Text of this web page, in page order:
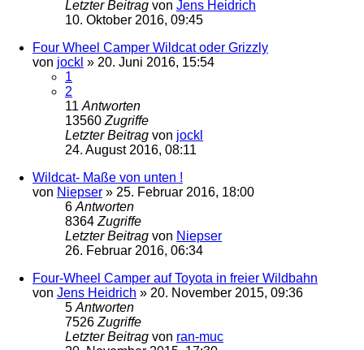
Letzter Beitrag von Jens Heidrich
10. Oktober 2016, 09:45
Four Wheel Camper Wildcat oder Grizzly
von jockl » 20. Juni 2016, 15:54
1
2
11 Antworten
13560 Zugriffe
Letzter Beitrag von jockl
24. August 2016, 08:11
Wildcat- Maße von unten !
von Niepser » 25. Februar 2016, 18:00
6 Antworten
8364 Zugriffe
Letzter Beitrag von Niepser
26. Februar 2016, 06:34
Four-Wheel Camper auf Toyota in freier Wildbahn
von Jens Heidrich » 20. November 2015, 09:36
5 Antworten
7526 Zugriffe
Letzter Beitrag von ran-muc